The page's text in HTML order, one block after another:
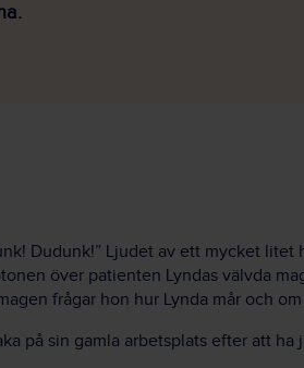
Dudunk!” Ljudet av ett mycket
över patienten Lyndas välvda
frågar hon hur Lynda mår och
på sin gamla arbetsplats efter att